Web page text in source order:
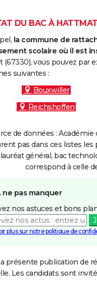
DU BAC À
la commune de
scolaire où il est
vous pouvez par
suivantes :
Bouxwiller
Reichshoffen
de données :
pas dans ces listes
général, bac
correspond à celle
ne pas manquer
nos astuces et bons
plus sur notre politique de
présente publication de
Les candidats sont